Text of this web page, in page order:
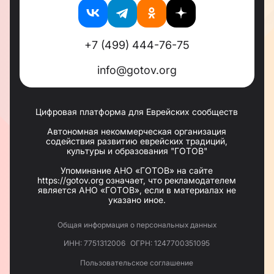
культурные и образовательные мероприятия. Это
способствует созданию атмосферы
взаимопонимания и поддержки среди членов
культурными и религиозными сообществами.
Сегодня еврейская община Таганрога
продолжает развиваться, оставаясь верной
Благодаря усилиям общины, традиции евреев
кто к ним приобщается.
+7 (499) 444-76-75
info@gotov.org
Цифровая платформа для Еврейских сообществ
Автономная некоммерческая организация
содействия развитию еврейских традиций,
культуры и образования "ГОТОВ"
Упоминание АНО «ГОТОВ» на сайте
https://gotov.org означает, что рекламодателем
является АНО «ГОТОВ», если в материалах не
указано иное.
Общая информация о персональных данных
ИНН: 7751312006 ОГРН: 1247700351095
Пользовательское соглашение